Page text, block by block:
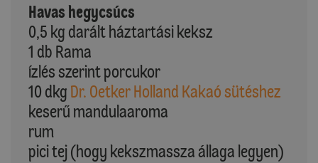
Havas hegycsúcs
0,5 kg darált háztartási keksz
1 db Rama
ízlés szerint porcukor
10 dkg Dr. Oetker Holland Kakaó sütéshez
keserű mandulaaroma
rum
pici tej (hogy kekszmassza állaga legyen)